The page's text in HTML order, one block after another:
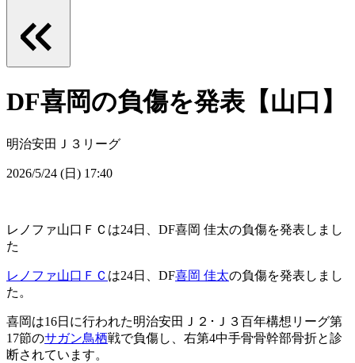
DF喜岡の負傷を発表【山口】
明治安田Ｊ３リーグ
2026/5/24 (日) 17:40
レノファ山口ＦＣは24日、DF喜岡 佳太の負傷を発表しまし
た
レノファ山口ＦＣ は24日、DF喜岡 佳太の負傷を発表しまし
た。
喜岡は16日に行われた明治安田Ｊ２･Ｊ３百年構想リーグ第
17節のサガン鳥栖戦で負傷し、右第4中手骨骨幹部骨折と診
断されています。